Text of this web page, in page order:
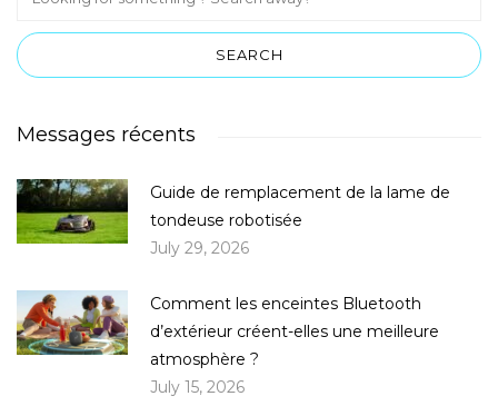
Messages récents
Guide de remplacement de la lame de
tondeuse robotisée
July 29, 2026
Comment les enceintes Bluetooth
d’extérieur créent-elles une meilleure
atmosphère ?
July 15, 2026